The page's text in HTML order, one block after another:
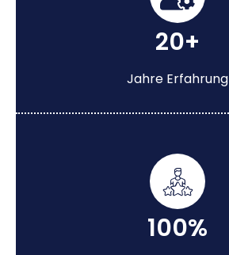
20+
Jahre Erfahrung
100%